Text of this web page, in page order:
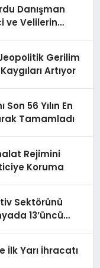
Danışman
ve Velilerin
Gerilim
Artıyor
56 Yılın En
Tamamladı
Rejimini
Koruma
Sektörünü
13’üncü
İlk Yarı İhracatı